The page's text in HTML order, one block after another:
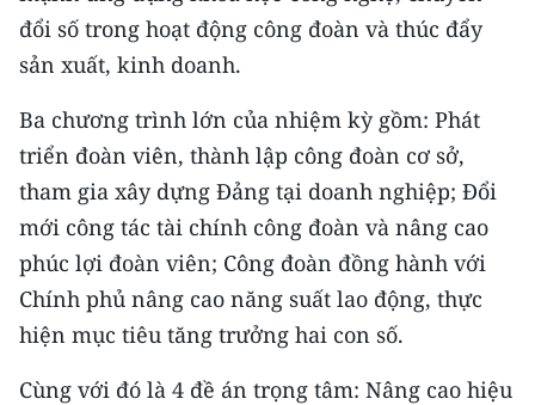
đổi số trong hoạt động công đoàn và thúc đẩy
sản xuất, kinh doanh.
Ba chương trình lớn của nhiệm kỳ gồm: Phát
triển đoàn viên, thành lập công đoàn cơ sở,
tham gia xây dựng Đảng tại doanh nghiệp; Đổi
mới công tác tài chính công đoàn và nâng cao
phúc lợi đoàn viên; Công đoàn đồng hành với
Chính phủ nâng cao năng suất lao động, thực
hiện mục tiêu tăng trưởng hai con số.
Cùng với đó là 4 đề án trọng tâm: Nâng cao hiệu